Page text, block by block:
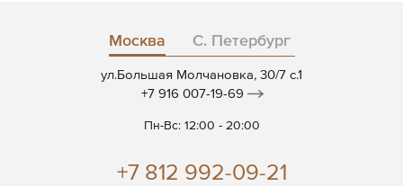
Москва С. Петербург
ул.Большая Молчановка, 30/7 c.1
+7 916 007-19-69
Пн-Вс: 12:00 - 20:00
+7 812 992-09-21